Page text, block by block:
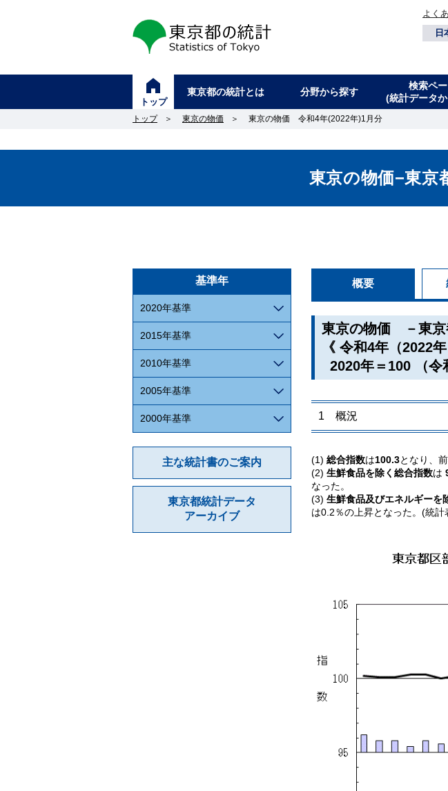
東京都の統計
よく
日
トップ
東京都の統計とは 分野から探す
検索ペ
(統計データ
トップ ＞ 東京の物価 ＞ 東京の物価 令和4年(2022年)1月分
東京の物価−東京
基準年
2020年基準
2015年基準
2010年基準
2005年基準
2000年基準
主な統計書のご案内
東京都統計データ
アーカイブ
概要
東京の物価 －東京
《 令和4年（2022
2020年＝100 （令
1 概況
(1)総合指数は100.3となり、
(2)生鮮食品を除く総合指数は
なった。
(3)生鮮食品及びエネルギーを
は0.2％の上昇となった。(統計